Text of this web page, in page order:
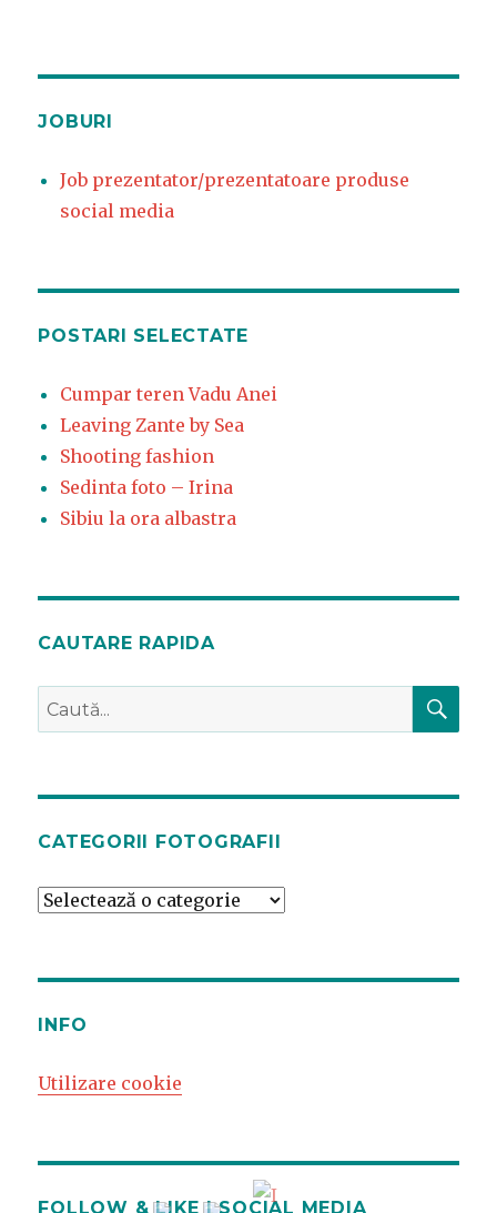
JOBURI
Job prezentator/prezentatoare produse
social media
POSTARI SELECTATE
Cumpar teren Vadu Anei
Leaving Zante by Sea
Shooting fashion
Sedinta foto – Irina
Sibiu la ora albastra
CAUTARE RAPIDA
Caută
după:
CATEGORII FOTOGRAFII
Categorii
INFO
Utilizare cookie
FOLLOW & LIKE | SOCIAL MEDIA